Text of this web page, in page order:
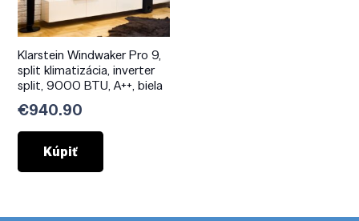
Klarstein Windwaker Pro 9,
split klimatizácia, inverter
split, 9000 BTU, A++, biela
€940.90
Kúpiť